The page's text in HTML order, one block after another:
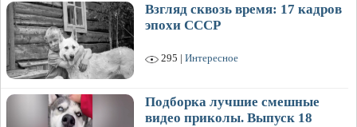
Взгляд сквозь время: 17 кадров
эпохи СССР
295 | Интересное
Подборка лучшие смешные
видео приколы. Выпуск 18